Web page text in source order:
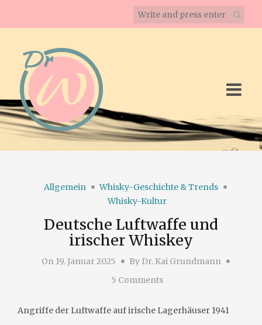
Allgemein
Whisky-Geschichte & Trends
Whisky-Kultur
Deutsche Luftwaffe und
irischer Whiskey
On19. Januar 2025 By Dr. Kai Grundmann
5 Comments
Angriffe der Luftwaffe auf irische Lagerhäuser 1941